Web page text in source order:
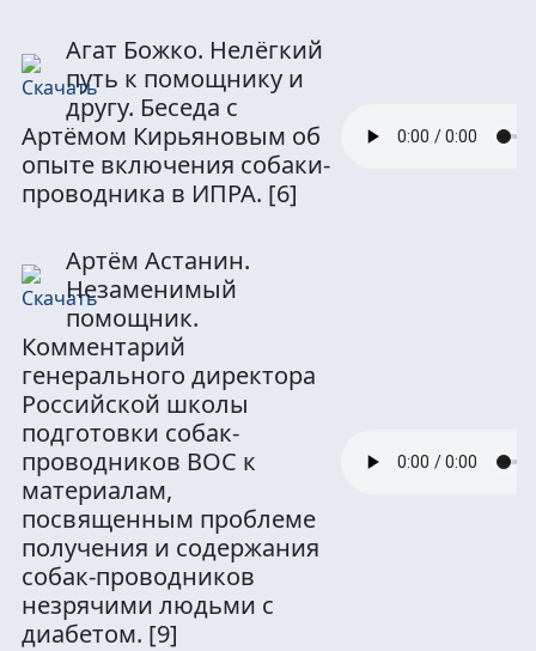
Агат Божко. Нелёгкий
путь к помощнику и
другу. Беседа с
Артёмом Кирьяновым об
опыте включения собаки-
проводника в ИПРА. [6]
Артём Астанин.
Незаменимый
помощник.
Комментарий
генерального директора
Российской школы
подготовки собак-
проводников ВОС к
материалам,
посвященным проблеме
получения и содержания
собак-проводников
незрячими людьми с
диабетом. [9]